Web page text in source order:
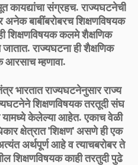
कायद्यांचा संग्रहच. राज्यघटनेची
बाबींबरोबरच शिक्षणविषयक
शिक्षणविषयक कलमे शैक्षणिक
राज्यघटना ही शैक्षणिक
आरसाच म्हणावा.
भारतात राज्यघटनेनुसार राज्य
शिक्षणविषयक तरतूदी संघ
यामध्ये केलेल्या आहेत. एकाच वेळी
क्षेत्रात 'शिक्षण' असणे ही एक
अर्थपूर्ण आहे व त्याचबरोबर ते
शिक्षणविषयक काही तरतुदी पुढे